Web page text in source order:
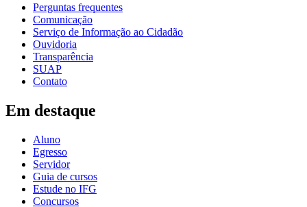
Perguntas frequentes
Comunicação
Serviço de Informação ao Cidadão
Ouvidoria
Transparência
SUAP
Contato
Em destaque
Aluno
Egresso
Servidor
Guia de cursos
Estude no IFG
Concursos